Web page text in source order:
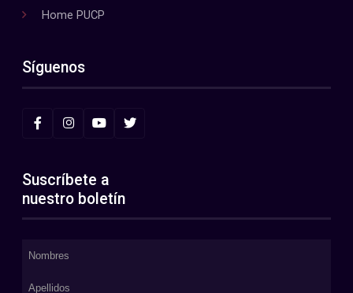
Home PUCP
Síguenos
Suscríbete a
nuestro boletín